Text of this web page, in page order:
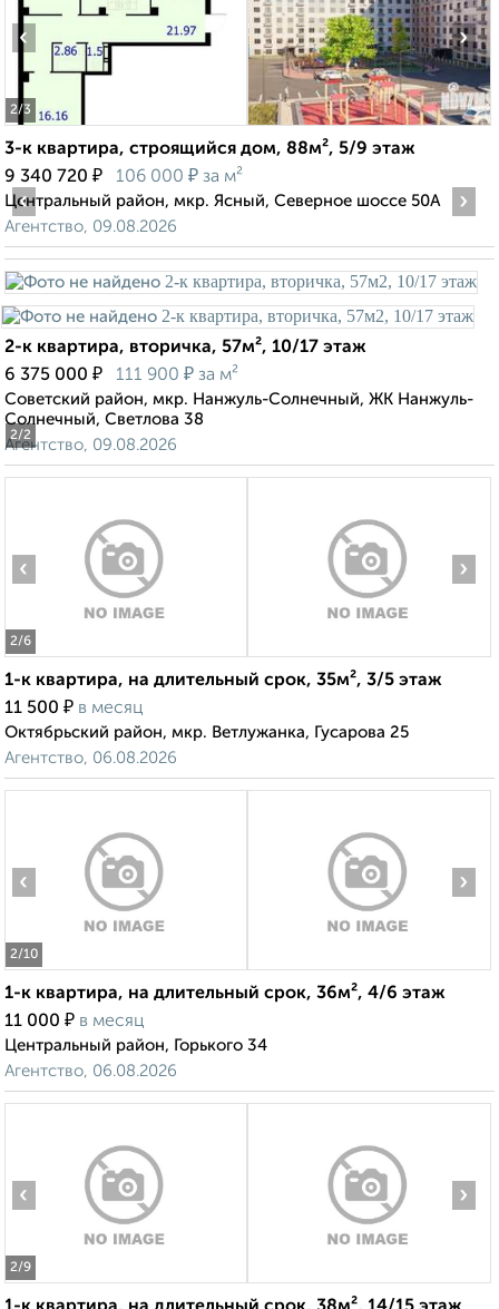
2/3
‹ ›
3-к квартира, строящийся дом, 88м², 5/9 этаж
9 340 720 ₽ 106 000 ₽ за м²
Центральный район, мкр. Ясный, Северное шоссе 50А
Агентство, 09.08.2026
2/2
‹ ›
2-к квартира, вторичка, 57м², 10/17 этаж
6 375 000 ₽ 111 900 ₽ за м²
Советский район, мкр. Нанжуль-Солнечный, ЖК Нанжуль-
Солнечный, Светлова 38
Агентство, 09.08.2026
2/6
‹ ›
1-к квартира, на длительный срок, 35м², 3/5 этаж
11 500 ₽ в месяц
Октябрьский район, мкр. Ветлужанка, Гусарова 25
Агентство, 06.08.2026
2/10
‹ ›
1-к квартира, на длительный срок, 36м², 4/6 этаж
11 000 ₽ в месяц
Центральный район, Горького 34
Агентство, 06.08.2026
2/9
‹ ›